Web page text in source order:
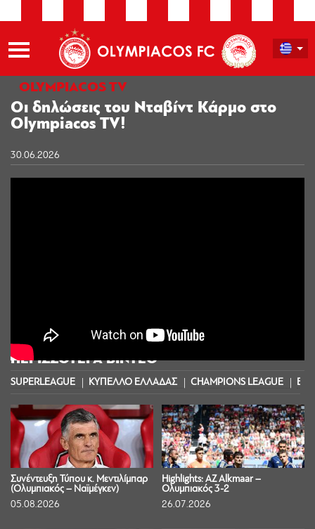
OLYMPIACOS TV
Οι δηλώσεις του Νταβίντ Κάρμο στο
Olympiacos TV!
30.06.2026
ΠΕΡΙΣΣΟΤΕΡΑ ΒΙΝΤΕΟ
SUPERLEAGUE ΚΥΠΕΛΛΟ ΕΛΛΑΔΑΣ CHAMPIONS LEAGUE
Συνέντευξη Τύπου κ. Μεντιλίμπαρ
(Ολυμπιακός – Ναϊμέγκεν)
05.08.2026
Highlights: AZ Alkmaar –
Ολυμπιακός 3-2
26.07.2026